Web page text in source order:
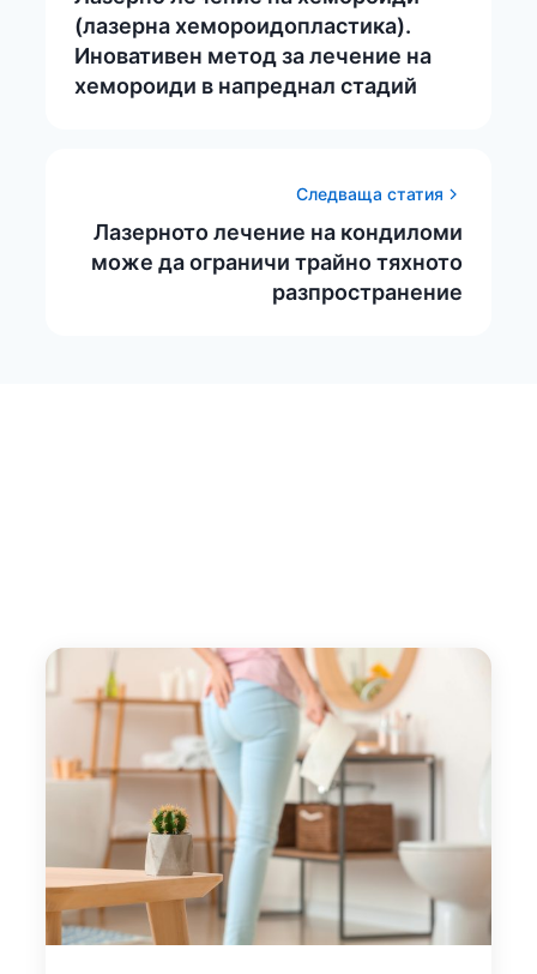
(лазерна хемороидопластика).
Иновативен метод за лечение на
хемороиди в напреднал стадий
Следваща статия
Лазерното лечение на кондиломи
може да ограничи трайно тяхното
разпространение